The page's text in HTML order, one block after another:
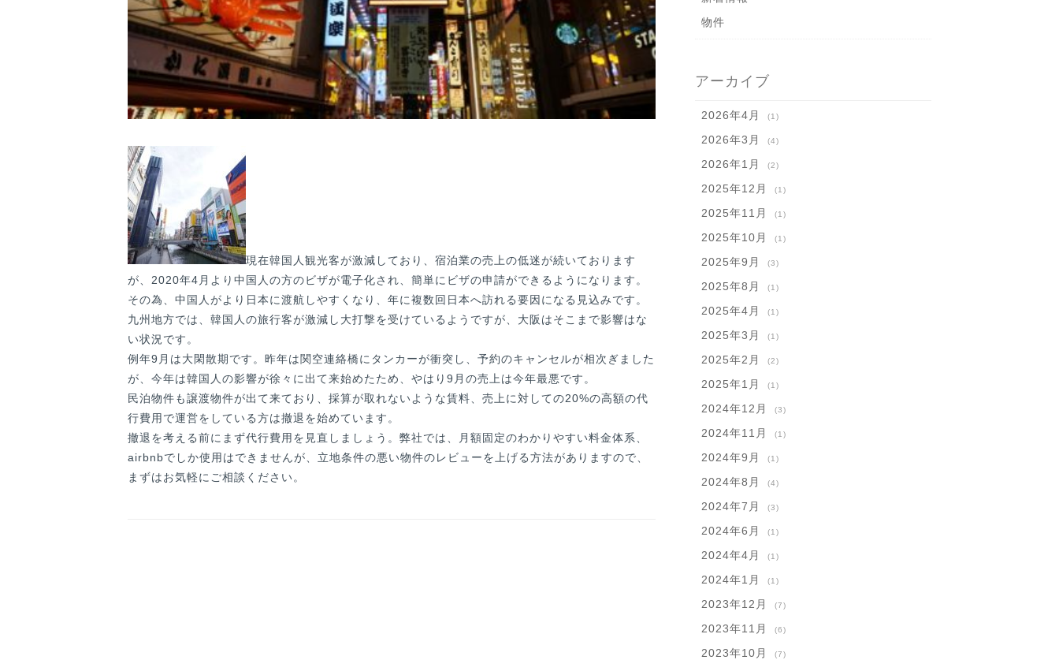
現在韓国人観光客が激減しており、宿泊業の売上の低迷が続いております
が、2020年4月より中国人の方のビザが電子化され、簡単にビザの申請ができるようになります。
その為、中国人がより日本に渡航しやすくなり、年に複数回日本へ訪れる要因になる見込みです。
九州地方では、韓国人の旅行客が激減し大打撃を受けているようですが、大阪はそこまで影響はな
い状況です。
例年9月は大閑散期です。昨年は関空連絡橋にタンカーが衝突し、予約のキャンセルが相次ぎました
が、今年は韓国人の影響が徐々に出て来始めたため、やはり9月の売上は今年最悪です。
民泊物件も譲渡物件が出て来ており、採算が取れないような賃料、売上に対しての20%の高額の代
行費用で運営をしている方は撤退を始めています。
撤退を考える前にまず代行費用を見直しましょう。弊社では、月額固定のわかりやすい料金体系、
airbnbでしか使用はできませんが、立地条件の悪い物件のレビューを上げる方法がありますので、
まずはお気軽にご相談ください。
物件
アーカイブ
2026年4月 (1)
2026年3月 (4)
2026年1月 (2)
2025年12月 (1)
2025年11月 (1)
2025年10月 (1)
2025年9月 (3)
2025年8月 (1)
2025年4月 (1)
2025年3月 (1)
2025年2月 (2)
2025年1月 (1)
2024年12月 (3)
2024年11月 (1)
2024年9月 (1)
2024年8月 (4)
2024年7月 (3)
2024年6月 (1)
2024年4月 (1)
2024年1月 (1)
2023年12月 (7)
2023年11月 (6)
2023年10月 (7)